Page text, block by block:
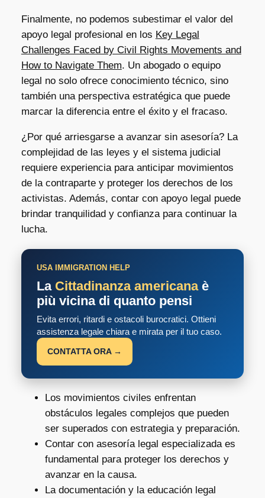
Finalmente, no podemos subestimar el valor del
apoyo legal profesional en los Key Legal
Challenges Faced by Civil Rights Movements and
How to Navigate Them. Un abogado o equipo
legal no solo ofrece conocimiento técnico, sino
también una perspectiva estratégica que puede
marcar la diferencia entre el éxito y el fracaso.
¿Por qué arriesgarse a avanzar sin asesoría? La
complejidad de las leyes y el sistema judicial
requiere experiencia para anticipar movimientos
de la contraparte y proteger los derechos de los
activistas. Además, contar con apoyo legal puede
brindar tranquilidad y confianza para continuar la
lucha.
USA IMMIGRATION HELP
La Cittadinanza americanaè
più vicina di quanto pensi
Evita errori, ritardi e ostacoli burocratici. Ottieni
assistenza legale chiara e mirata per il tuo caso.
CONTATTA ORA →
Los movimientos civiles enfrentan
obstáculos legales complejos que pueden
ser superados con estrategia y preparación.
Contar con asesoría legal especializada es
fundamental para proteger los derechos y
avanzar en la causa.
La documentación y la educación legal